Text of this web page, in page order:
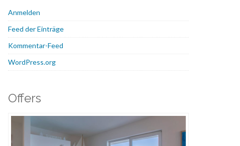
Anmelden
Feed der Einträge
Kommentar-Feed
WordPress.org
Offers